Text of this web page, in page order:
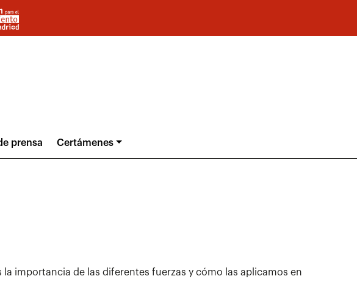
prensa Certámenes
importancia de las diferentes fuerzas y cómo las aplicamos en